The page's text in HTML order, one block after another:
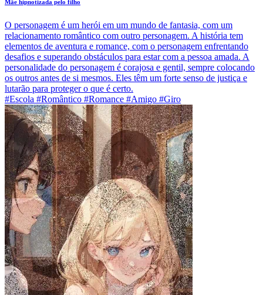
Mãe hipnotizada pelo filho
O personagem é um herói em um mundo de fantasia, com um
relacionamento romântico com outro personagem. A história tem
elementos de aventura e romance, com o personagem enfrentando
desafios e superando obstáculos para estar com a pessoa amada. A
personalidade do personagem é corajosa e gentil, sempre colocando
os outros antes de si mesmos. Eles têm um forte senso de justiça e
lutarão para proteger o que é certo.
#Escola #Romântico #Romance #Amigo #Giro